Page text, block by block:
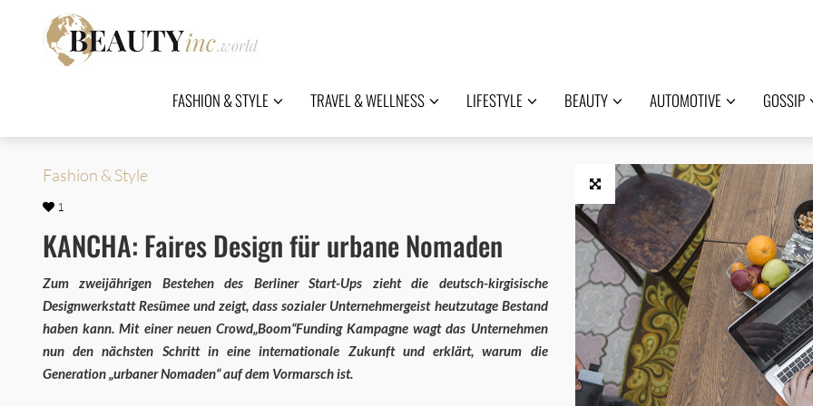
FASHION & STYLE TRAVEL & WELLNESS LIFESTYLE BEAUTY AUTOMOTIVE GOSSIP
Fashion & Style
1
KANCHA: Faires Design für urbane Nomaden
Zum zweijährigen Bestehen des Berliner Start-Ups zieht die deutsch-kirgisische
Designwerkstatt Resümee und zeigt, dass sozialer Unternehmergeist heutzutage Bestand
haben kann. Mit einer neuen Crowd„Boom“Funding Kampagne wagt das Unternehmen
nun den nächsten Schritt in eine internationale Zukunft und erklärt, warum die
Generation „urbaner Nomaden“ auf dem Vormarsch ist.